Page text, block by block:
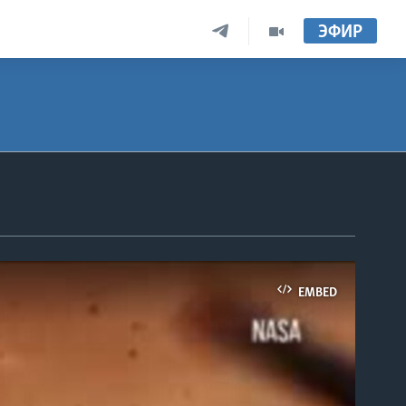
ЭФИР
EMBED